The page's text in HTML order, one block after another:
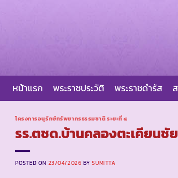
หน้าแรก พระราชประวัติ พระราชดำรัส
โครงการอนุรักษ์ทรัพยากรธรรมชาติ ระยะที่ ๔
รร.ตชด.บ้านคลองตะเคียนชั
POSTED ON 23/04/2026 BYSUMITTA